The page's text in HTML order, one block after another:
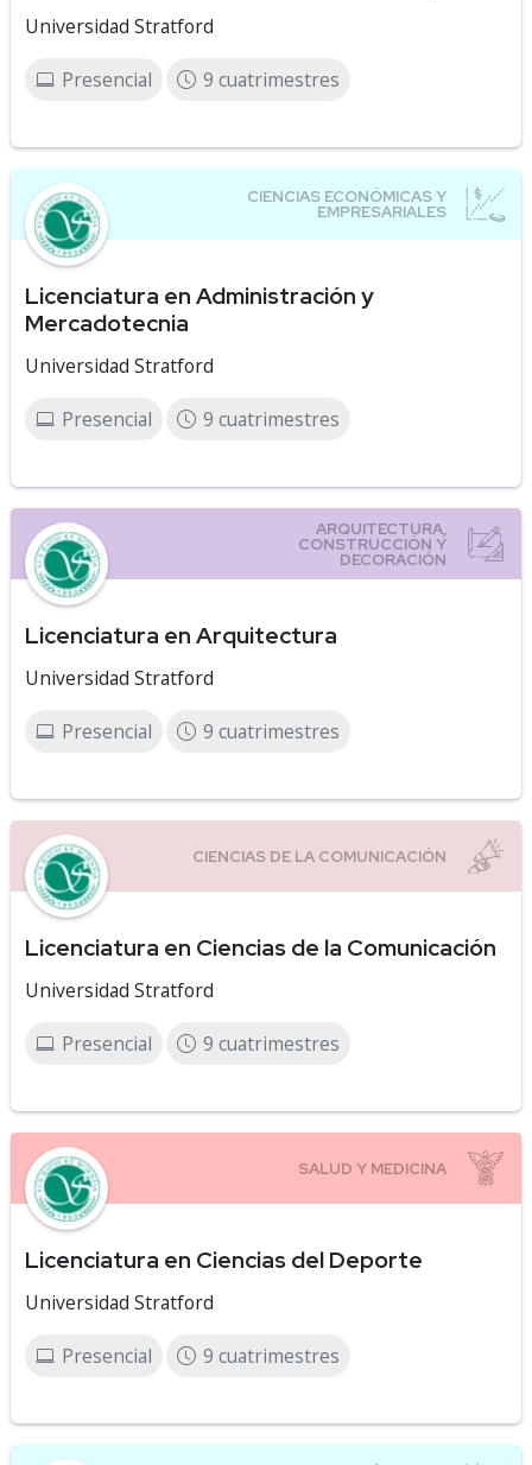
Universidad Stratford
Presencial 9 cuatrimestres
Licenciatura en Administración y
Mercadotecnia
Universidad Stratford
Presencial 9 cuatrimestres
Licenciatura en Arquitectura
Universidad Stratford
Presencial 9 cuatrimestres
Licenciatura en Ciencias de la Comunicación
Universidad Stratford
Presencial 9 cuatrimestres
Licenciatura en Ciencias del Deporte
Universidad Stratford
Presencial 9 cuatrimestres